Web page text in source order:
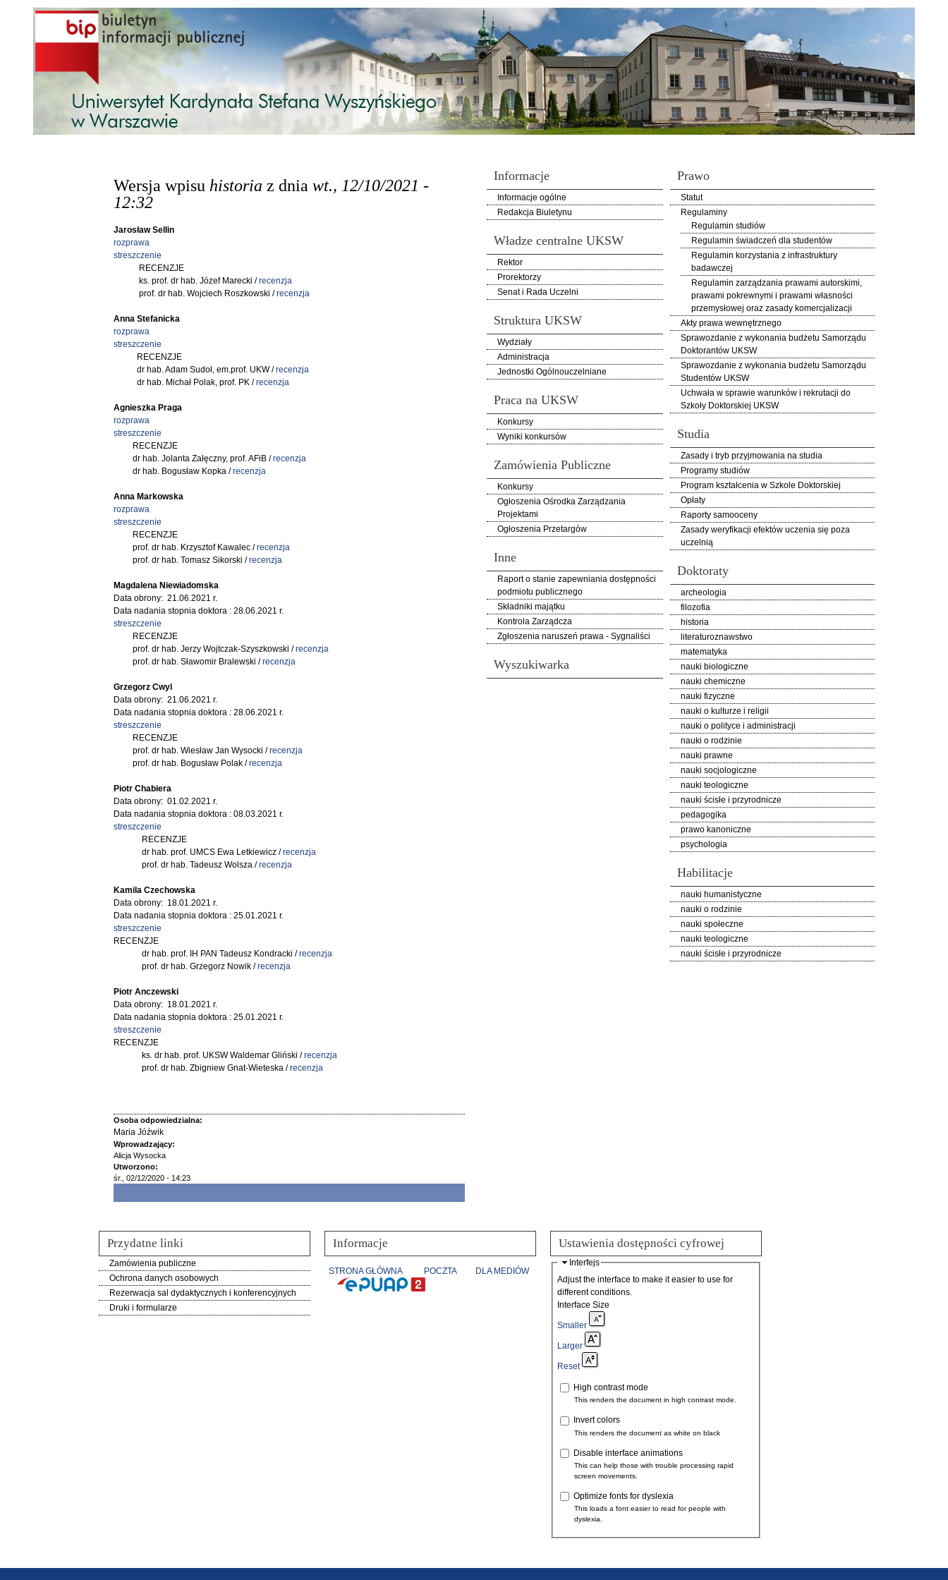
Przejdź do treści
Wersja wpisu historia z dnia wt., 12/10/2021 -
12:32
Jarosław Sellin
rozprawa
streszczenie
RECENZJE
ks. prof. dr hab. Józef Marecki /recenzja
prof. dr hab. Wojciech Roszkowski /recenzja
Anna Stefanicka
rozprawa
streszczenie
RECENZJE
dr hab. Adam Sudoł, em.prof. UKW /recenzja
dr hab. Michał Polak, prof. PK /recenzja
Agnieszka Praga
rozprawa
streszczenie
RECENZJE
dr hab. Jolanta Załęczny, prof. AFiB /recenzja
dr hab. Bogusław Kopka /recenzja
Anna Markowska
rozprawa
streszczenie
RECENZJE
prof. dr hab. Krzysztof Kawalec /recenzja
prof. dr hab. Tomasz Sikorski /recenzja
Magdalena Niewiadomska
Data obrony: 21.06.2021 r.
Data nadania stopnia doktora : 28.06.2021 r.
streszczenie
RECENZJE
prof. dr hab. Jerzy Wojtczak-Szyszkowski /recenzja
prof. dr hab. Sławomir Bralewski /recenzja
Grzegorz Cwyl
Data obrony: 21.06.2021 r.
Data nadania stopnia doktora : 28.06.2021 r.
streszczenie
RECENZJE
prof. dr hab. Wiesław Jan Wysocki /recenzja
prof. dr hab. Bogusław Polak /recenzja
Piotr Chabiera
Data obrony: 01.02.2021 r.
Data nadania stopnia doktora : 08.03.2021 r.
streszczenie
RECENZJE
dr hab. prof. UMCS Ewa Letkiewicz /recenzja
prof. dr hab. Tadeusz Wolsza /recenzja
Kamila Czechowska
Data obrony: 18.01.2021 r.
Data nadania stopnia doktora : 25.01.2021 r.
streszczenie
RECENZJE
dr hab. prof. IH PAN Tadeusz Kondracki /recenzja
prof. dr hab. Grzegorz Nowik /recenzja
Piotr Anczewski
Data obrony: 18.01.2021 r.
Data nadania stopnia doktora : 25.01.2021 r.
streszczenie
RECENZJE
ks. dr hab. prof. UKSW Waldemar Gliński /recenzja
prof. dr hab. Zbigniew Gnat-Wieteska /recenzja
Osoba odpowiedzialna:
Maria Jóźwik
Wprowadzający:
Alicja Wysocka
Utworzono:
śr., 02/12/2020 - 14:23
Informacje
Informacje ogólne
Redakcja Biuletynu
Władze centralne UKSW
Rektor
Prorektorzy
Senat i Rada Uczelni
Struktura UKSW
Wydziały
Administracja
Jednostki Ogólnouczelniane
Praca na UKSW
Konkursy
Wyniki konkursów
Zamówienia Publiczne
Konkursy
Ogłoszenia Ośrodka Zarządzania
Projektami
Ogłoszenia Przetargów
Inne
Raport o stanie zapewniania dostępności
podmiotu publicznego
Składniki majątku
Kontrola Zarządcza
Zgłoszenia naruszeń prawa - Sygnaliści
Wyszukiwarka
Prawo
Statut
Regulaminy
Regulamin studiów
Regulamin świadczeń dla studentów
Regulamin korzystania z infrastruktury
badawczej
Regulamin zarządzania prawami autorskimi,
prawami pokrewnymi i prawami własności
przemysłowej oraz zasady komercjalizacji
Akty prawa wewnętrznego
Sprawozdanie z wykonania budżetu Samorządu
Doktorantów UKSW
Sprawozdanie z wykonania budżetu Samorządu
Studentów UKSW
Uchwała w sprawie warunków i rekrutacji do
Szkoły Doktorskiej UKSW
Studia
Zasady i tryb przyjmowania na studia
Programy studiów
Program kształcenia w Szkole Doktorskiej
Opłaty
Raporty samooceny
Zasady weryfikacji efektów uczenia się poza
uczelnią
Doktoraty
archeologia
filozofia
historia
literaturoznawstwo
matematyka
nauki biologiczne
nauki chemiczne
nauki fizyczne
nauki o kulturze i religii
nauki o polityce i administracji
nauki o rodzinie
nauki prawne
nauki socjologiczne
nauki teologiczne
nauki ścisłe i przyrodnicze
pedagogika
prawo kanoniczne
psychologia
Habilitacje
nauki humanistyczne
nauki o rodzinie
nauki społeczne
nauki teologiczne
nauki ścisłe i przyrodnicze
Przydatne linki
Zamówienia publiczne
Ochrona danych osobowych
Rezerwacja sal dydaktycznych i konferencyjnych
Druki i formularze
Informacje
STRONA GŁÓWNA POCZTA DLA MEDIÓW
Ustawienia dostępności cyfrowej
Interfejs
Adjust the interface to make it easier to use for
different conditions.
Interface Size
Smaller
Larger
Reset
High contrast mode
This renders the document in high contrast mode.
Invert colors
This renders the document as white on black
Disable interface animations
This can help those with trouble processing rapid
screen movements.
Optimize fonts for dyslexia
This loads a font easier to read for people with
dyslexia.